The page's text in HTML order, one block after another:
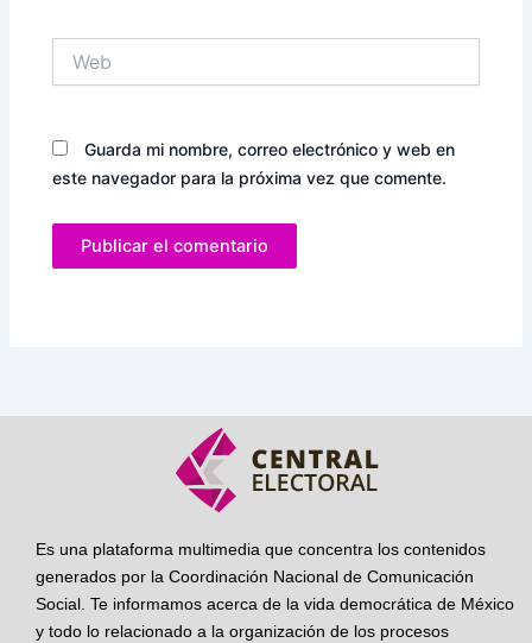
Guarda mi nombre, correo electrónico y web en
este navegador para la próxima vez que comente.
Es una plataforma multimedia que concentra los contenidos
generados por la Coordinación Nacional de Comunicación
Social. Te informamos acerca de la vida democrática de México
y todo lo relacionado a la organización de los procesos